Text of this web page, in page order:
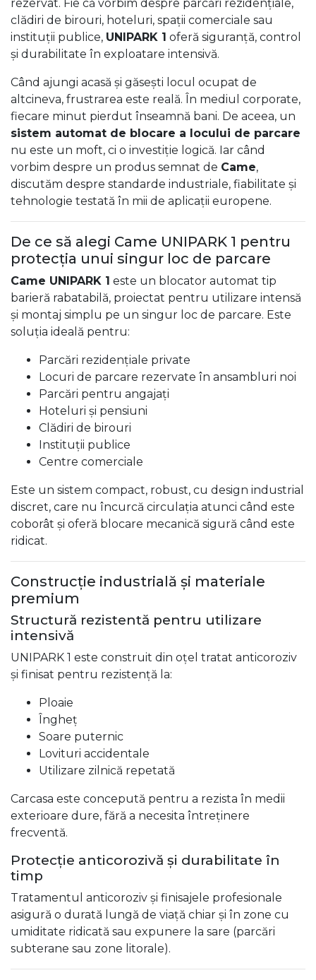
rezervat. Fie că vorbim despre parcări rezidențiale,
clădiri de birouri, hoteluri, spații comerciale sau
instituții publice, UNIPARK 1 oferă siguranță, control
și durabilitate în exploatare intensivă.
Când ajungi acasă și găsești locul ocupat de
altcineva, frustrarea este reală. În mediul corporate,
fiecare minut pierdut înseamnă bani. De aceea, un
sistem automat de blocare a locului de parcare
nu este un moft, ci o investiție logică. Iar când
vorbim despre un produs semnat de Came,
discutăm despre standarde industriale, fiabilitate și
tehnologie testată în mii de aplicații europene.
De ce să alegi Came UNIPARK 1 pentru
protecția unui singur loc de parcare
Came UNIPARK 1 este un blocator automat tip
barieră rabatabilă, proiectat pentru utilizare intensă
și montaj simplu pe un singur loc de parcare. Este
soluția ideală pentru:
Parcări rezidențiale private
Locuri de parcare rezervate în ansambluri noi
Parcări pentru angajați
Hoteluri și pensiuni
Clădiri de birouri
Instituții publice
Centre comerciale
Este un sistem compact, robust, cu design industrial
discret, care nu încurcă circulația atunci când este
coborât și oferă blocare mecanică sigură când este
ridicat.
Construcție industrială și materiale
premium
Structură rezistentă pentru utilizare
intensivă
UNIPARK 1 este construit din oțel tratat anticoroziv
și finisat pentru rezistență la:
Ploaie
Îngheț
Soare puternic
Lovituri accidentale
Utilizare zilnică repetată
Carcasa este concepută pentru a rezista în medii
exterioare dure, fără a necesita întreținere
frecventă.
Protecție anticorozivă și durabilitate în
timp
Tratamentul anticoroziv și finisajele profesionale
asigură o durată lungă de viață chiar și în zone cu
umiditate ridicată sau expunere la sare (parcări
subterane sau zone litorale).